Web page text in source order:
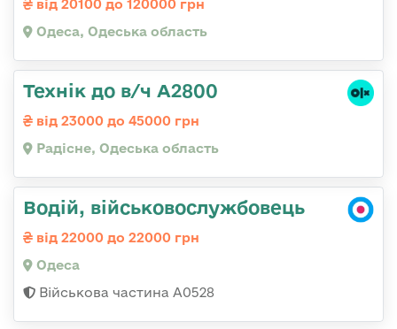
від 20100 до 120000 грн
Одеса, Одеська область
Технік до в/ч А2800
від 23000 до 45000 грн
Радісне, Одеська область
Водій, військовослужбовець
від 22000 до 22000 грн
Одеса
Військова частина А0528